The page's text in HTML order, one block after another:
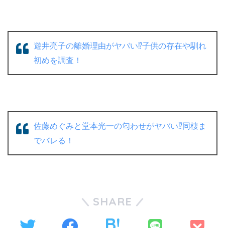
遊井亮子の離婚理由がヤバい⁉︎子供の存在や馴れ
初めを調査！
佐藤めぐみと堂本光一の匂わせがヤバい⁉︎同棲ま
でバレる！
SHARE